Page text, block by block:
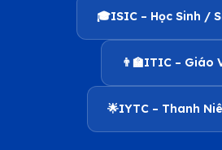
🎓ISIC – Học Sinh /
👨‍🏫ITIC – Giáo
🌟IYTC – Thanh